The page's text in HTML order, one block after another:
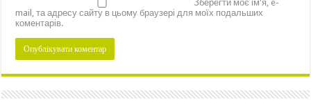
Зберегти моє ім'я, e-
mail, та адресу сайту в цьому браузері для моїх подальших
коментарів.